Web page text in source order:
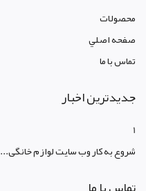
محصولات
صفحه اصلي
تماس با ما
جدیدترین اخبار
1
شروع به کار وب سایت لوازم خانگی...